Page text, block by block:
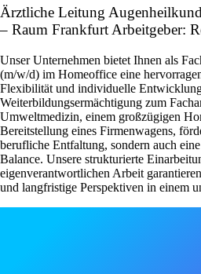
Ärztliche Leitung
– Raum Frankfurt Arbeitgeber:
Unser Unternehmen bietet Ihnen als
(m/w/d) im Homeoffice eine
Flexibilität und individuelle
Weiterbildungsermächtigung zum
Umweltmedizin, einem großzügigen
Bereitstellung eines Firmenwagens,
berufliche Entfaltung, sondern auch
Balance. Unsere strukturierte
eigenverantwortlichen Arbeit
und langfristige Perspektiven in einem